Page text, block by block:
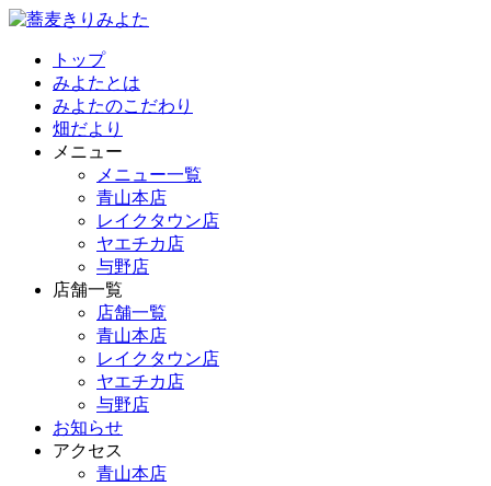
トップ
みよたとは
みよたのこだわり
畑だより
メニュー
メニュー一覧
青山本店
レイクタウン店
ヤエチカ店
与野店
店舗一覧
店舗一覧
青山本店
レイクタウン店
ヤエチカ店
与野店
お知らせ
アクセス
青山本店